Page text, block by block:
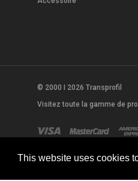
This website uses cookies
© 2000 I 2026 Transprofil
Visitez toute la gamme de